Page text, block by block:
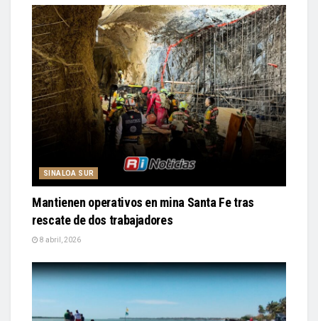
SINALOA SUR
Mantienen operativos en mina Santa Fe tras
rescate de dos trabajadores
8 abril, 2026